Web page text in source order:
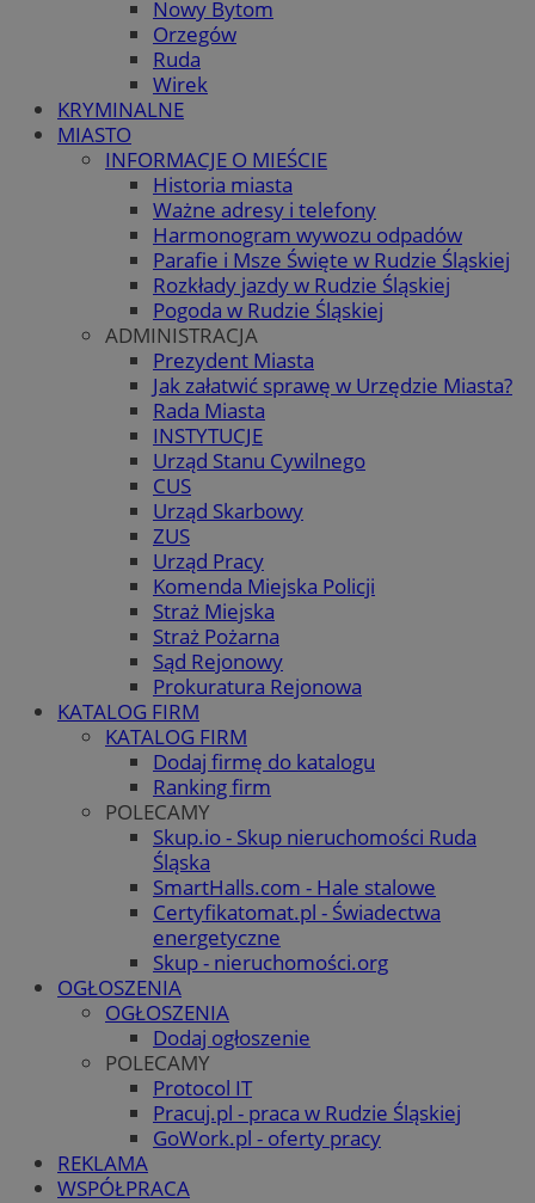
Nowy Bytom
Orzegów
Ruda
Wirek
KRYMINALNE
MIASTO
INFORMACJE O MIEŚCIE
Historia miasta
Ważne adresy i telefony
Harmonogram wywozu odpadów
Parafie i Msze Święte w Rudzie Śląskiej
Rozkłady jazdy w Rudzie Śląskiej
Pogoda w Rudzie Śląskiej
ADMINISTRACJA
Prezydent Miasta
Jak załatwić sprawę w Urzędzie Miasta?
Rada Miasta
INSTYTUCJE
Urząd Stanu Cywilnego
CUS
Urząd Skarbowy
ZUS
Urząd Pracy
Komenda Miejska Policji
Straż Miejska
Straż Pożarna
Sąd Rejonowy
Prokuratura Rejonowa
KATALOG FIRM
KATALOG FIRM
Dodaj firmę do katalogu
Ranking firm
POLECAMY
Skup.io - Skup nieruchomości Ruda
Śląska
SmartHalls.com - Hale stalowe
Certyfikatomat.pl - Świadectwa
energetyczne
Skup - nieruchomości.org
OGŁOSZENIA
OGŁOSZENIA
Dodaj ogłoszenie
POLECAMY
Protocol IT
Pracuj.pl - praca w Rudzie Śląskiej
GoWork.pl - oferty pracy
REKLAMA
WSPÓŁPRACA